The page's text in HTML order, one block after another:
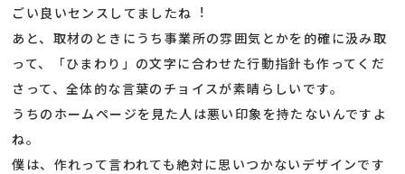
ごい良いセンスしてましたね︕
あと、取材のときにうち事業所の雰囲気とかを的確に汲み取
って、「ひまわり」の文字に合わせた行動指針も作ってくだ
さって、全体的な言葉のチョイスが素晴らしいです。
うちのホームページを見た人は悪い印象を持たないんですよ
ね。
僕は、作れって言われても絶対に思いつかないデザインです